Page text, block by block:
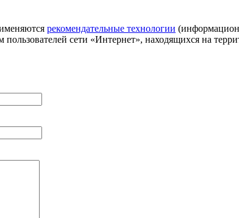
рекомендательные технологии
сети «Интернет», находящихся на